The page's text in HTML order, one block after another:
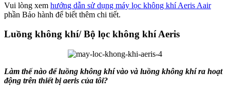
Vui lòng xem hướng dẫn sử dụng máy lọc không khí Aeris Aair
phần Bảo hành để biết thêm chi tiết.
Luồng không khí/ Bộ lọc không khí Aeris
Làm thế nào để luồng không khí vào và luồng không khí ra hoạt
động trên thiết bị aeris của tôi?